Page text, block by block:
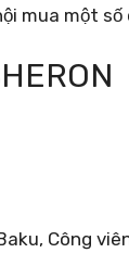
mua một số
Công